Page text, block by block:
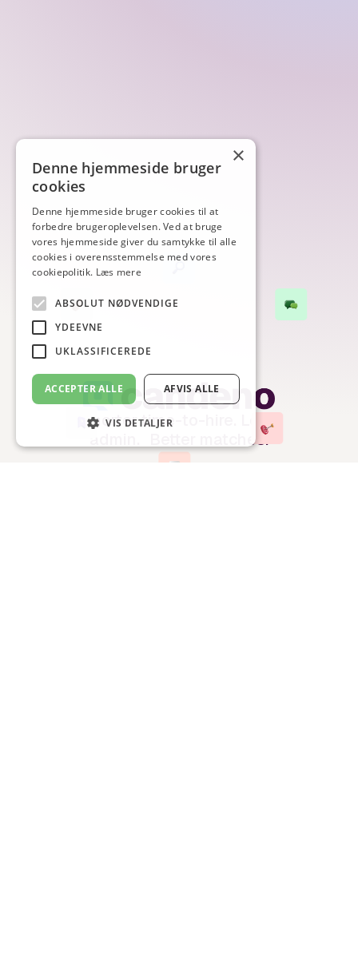
Shorter time-to-hire. Less
admin. Better matches.
×
Denne hjemmeside bruger
cookies
Denne hjemmeside bruger cookies til at
forbedre brugeroplevelsen. Ved at bruge
vores hjemmeside giver du samtykke til alle
cookies i overensstemmelse med vores
cookiepolitik. Læs mere
ABSOLUT NØDVENDIGE
YDEEVNE
UKLASSIFICEREDE
ACCEPTER ALLE AFVIS ALLE
VIS DETALJER